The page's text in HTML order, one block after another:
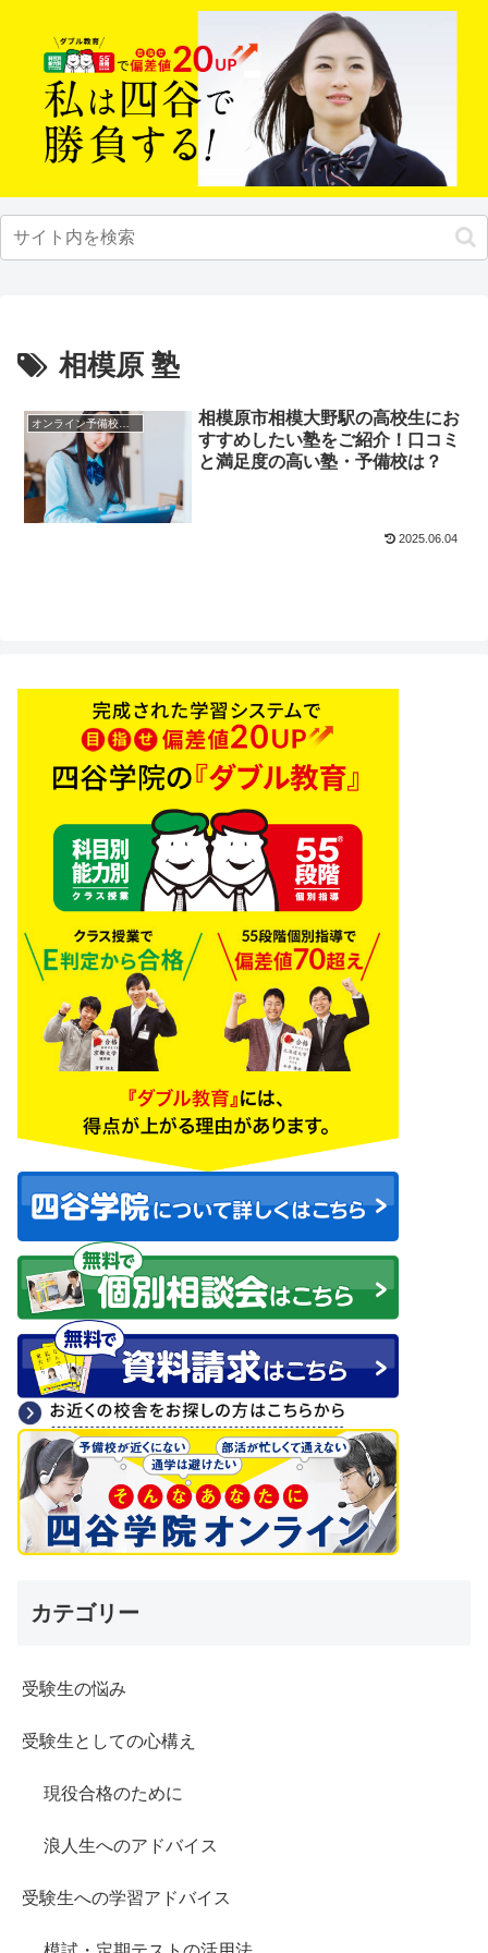
相模原 塾
オンライン予備校・塾の活用法
相模原市相模大野駅の高校生にお
すすめしたい塾をご紹介！口コミ
と満足度の高い塾・予備校は？
2025.06.04
カテゴリー
受験生の悩み
受験生としての心構え
現役合格のために
浪人生へのアドバイス
受験生への学習アドバイス